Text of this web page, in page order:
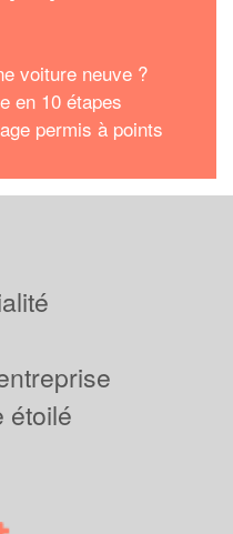
voiture neuve ?
en 10 étapes
permis à points
étoilé